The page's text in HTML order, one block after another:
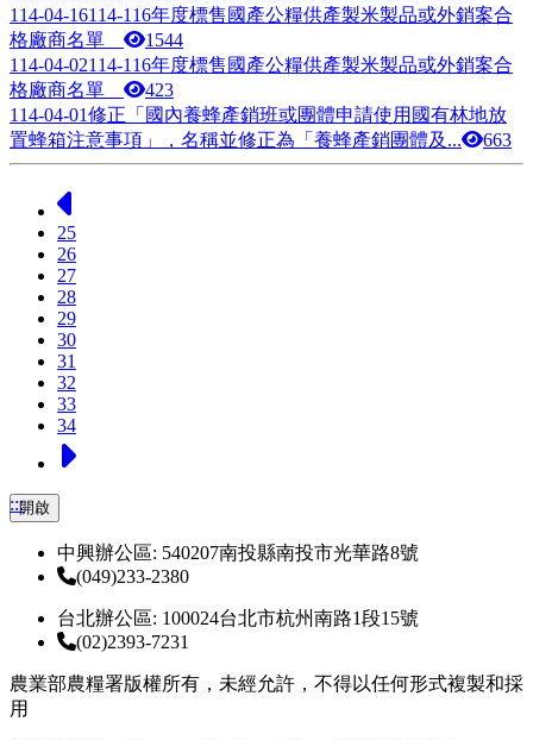
114-04-16114-116年度標售國產公糧供產製米製品或外銷案合
格廠商名單
1544
114-04-02114-116年度標售國產公糧供產製米製品或外銷案合
格廠商名單
423
114-04-01修正「國內養蜂產銷班或團體申請使用國有林地放
置蜂箱注意事項」，名稱並修正為「養蜂產銷團體及...
663
25
26
27
28
29
30
31
32
33
34
:::開啟
中興辦公區: 540207南投縣南投市光華路8號
(049)233-2380
台北辦公區: 100024台北市杭州南路1段15號
(02)2393-7231
農業部農糧署版權所有，未經允許，不得以任何形式複製和採
用